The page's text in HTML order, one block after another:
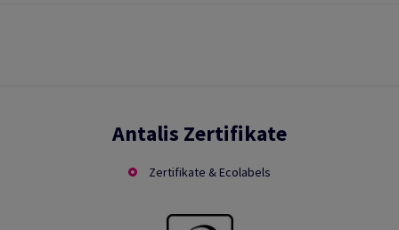
Antalis Zertifikate
Zertifikate & Ecolabels